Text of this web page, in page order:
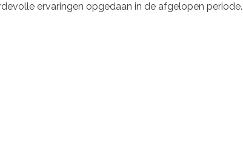
ervaringen opgedaan in de afgelopen